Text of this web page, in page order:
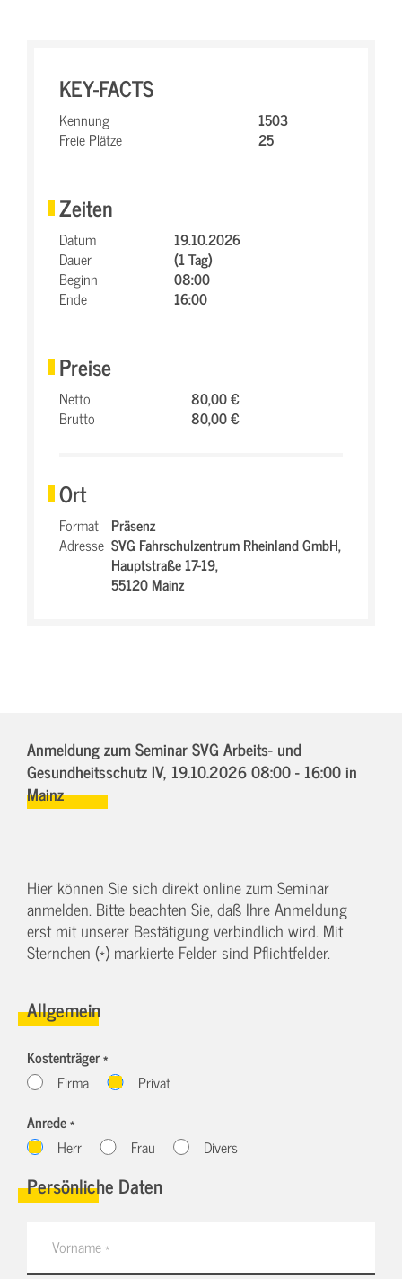
KEY-FACTS
Kennung
1503
Freie Plätze
25
Zeiten
Datum
19.10.2026
Dauer
(1 Tag)
Beginn
08:00
Ende
16:00
Preise
Netto
80,00 €
Brutto
80,00 €
Ort
Format Präsenz
Adresse SVG Fahrschulzentrum Rheinland GmbH,
Hauptstraße 17-19,
55120 Mainz
Anmeldung zum Seminar SVG Arbeits- und
Gesundheitsschutz IV, 19.10.2026 08:00 - 16:00in
Mainz
Hier können Sie sich direkt online zum Seminar
anmelden. Bitte beachten Sie, daß Ihre Anmeldung
erst mit unserer Bestätigung verbindlich wird. Mit
Sternchen (*) markierte Felder sind Pflichtfelder.
Allgemein
Kostenträger *
Firma
Privat
Anrede *
Herr
Frau Divers
Persönliche Daten